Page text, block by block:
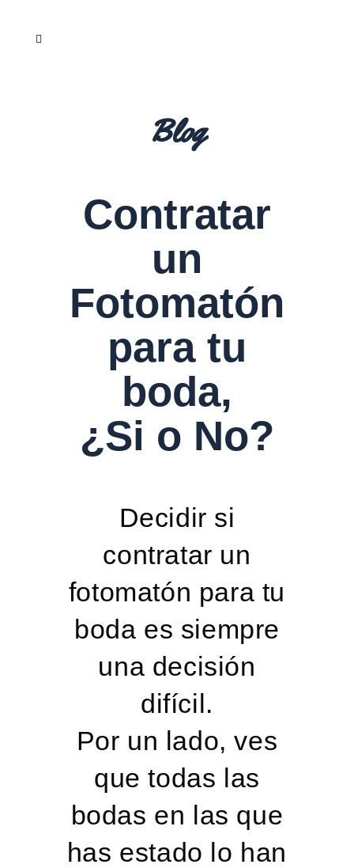
Blog
Contratar
un
Fotomatón
para tu
boda,
¿Si o No?
Decidir si
contratar un
fotomatón para tu
boda es siempre
una decisión
difícil.
Por un lado, ves
que todas las
bodas en las que
has estado lo han